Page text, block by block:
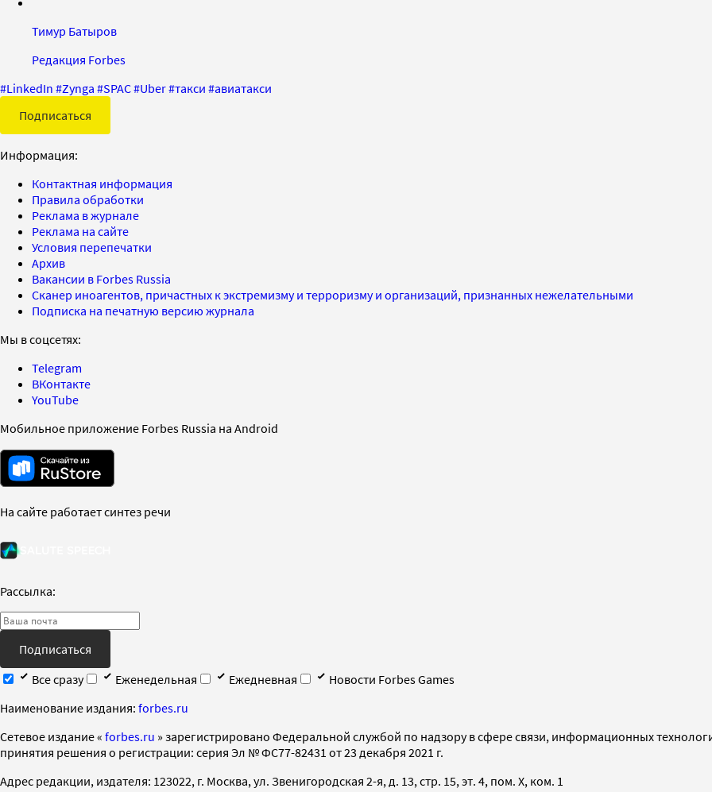
Тимур Батыров
Редакция Forbes
#LinkedIn #Zynga #SPAC#Uber#такси #авиатакси
Подписаться
Информация:
Контактная информация
Правила обработки
Реклама в журнале
Реклама на сайте
Условия перепечатки
Архив
Вакансии в Forbes Russia
Сканер иноагентов, причастных к экстремизму и терроризму и организаций, признанных нежелательными
Подписка на печатную версию журнала
Мы в соцсетях:
Telegram
ВКонтакте
YouTube
Мобильное приложение Forbes Russia на Android
На сайте работает синтез речи
Рассылка:
Подписаться
Все сразу
Еженедельная Ежедневная
Новости Forbes Games
Наименование издания: forbes.ru
Cетевое издание « forbes.ru » зарегистрировано Федеральной службой по надзору в сфере связи, информационных
принятия решения о регистрации: серия Эл № ФС77-82431 от 23 декабря 2021 г.
Адрес редакции, издателя: 123022, г. Москва, ул. Звенигородская 2-я, д. 13, стр. 15, эт. 4, пом. X, ком. 1